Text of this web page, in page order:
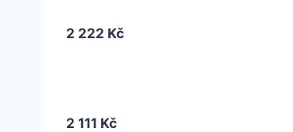
2 222 Kč
2 111 Kč